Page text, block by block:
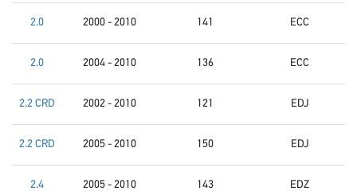
2.0 2000 - 2010 141 ECC
2.0 2004 - 2010 136 ECC
2.2 CRD 2002 - 2010 121 EDJ
2.2 CRD 2005 - 2010 150 EDJ
2.4 2005 - 2010 143 EDZ